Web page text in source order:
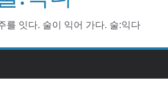
를 잇다. 술이 익어 가다. 술:익다